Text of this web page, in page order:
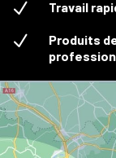
N Travail
N
Produits